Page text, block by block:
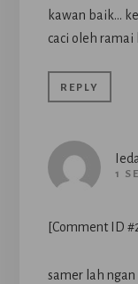
kawan baik…
caci oleh ramai
REPLY
Ieda
1
[Comment ID
samer lah